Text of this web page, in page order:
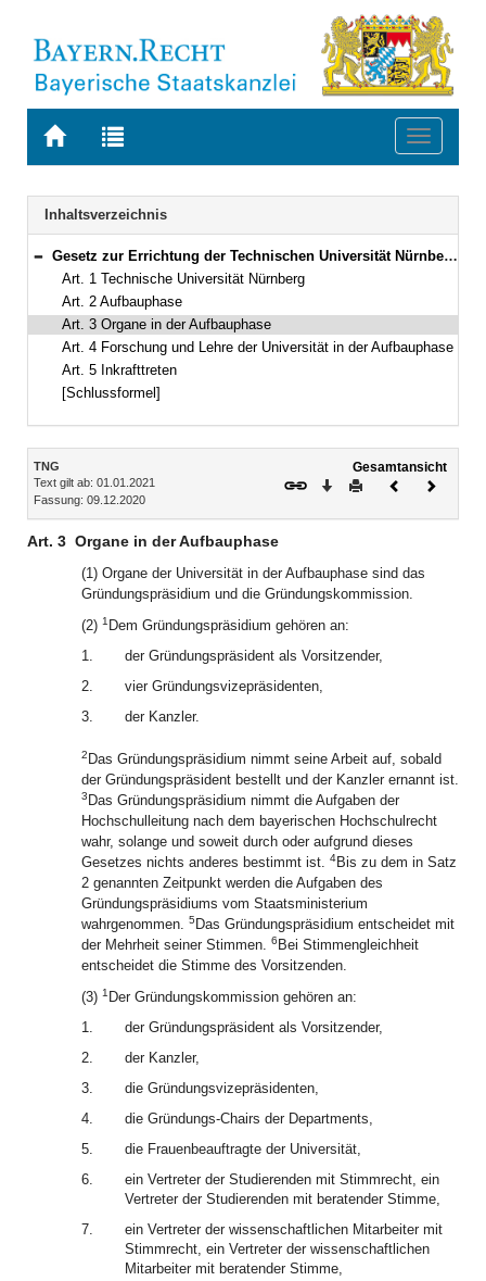
Zur
BAYERN.RECHT
Zur
letzten
Suche
Toggle
Navigation
Inhaltsverzeichnis
Bereich reduzieren
Gesetz zur Errichtung der Technischen Universität Nürnberg (TU Nürnberg-Gesetz – TNG) Vom 9. Dezember 2020 (GVBl. S. 638) BayRS 2210-2-1-WK (Art. 1–5)
Art. 1 Technische Universität Nürnberg
Art. 2 Aufbauphase
Art. 3 Organe in der Aufbauphase
Art. 4 Forschung und Lehre der Universität in der Aufbauphase
Art. 5 Inkrafttreten
[Schlussformel]
Inhalt
TNG
Text gilt ab: 01.01.2021
Fassung: 09.12.2020
Gesamtansicht
Download
DruckenVorheriges
Art. 3 Organe in der Aufbauphase
(1) Organe der Universität in der Aufbauphase sind das
Gründungspräsidium und die Gründungskommission.
(2) 1 Dem Gründungspräsidium gehören an:
1.
der Gründungspräsident als Vorsitzender,
2.
vier Gründungsvizepräsidenten,
3.
der Kanzler.
2 Das Gründungspräsidium nimmt seine Arbeit auf, sobald
der Gründungspräsident bestellt und der Kanzler ernannt ist.
3 Das Gründungspräsidium nimmt die Aufgaben der
Hochschulleitung nach dem bayerischen Hochschulrecht
wahr, solange und soweit durch oder aufgrund dieses
Gesetzes nichts anderes bestimmt ist. 4Bis zu dem in Satz
2 genannten Zeitpunkt werden die Aufgaben des
Gründungspräsidiums vom Staatsministerium
wahrgenommen. 5 Das Gründungspräsidium entscheidet mit
der Mehrheit seiner Stimmen. 6 Bei Stimmengleichheit
entscheidet die Stimme des Vorsitzenden.
(3) 1 Der Gründungskommission gehören an:
1.
der Gründungspräsident als Vorsitzender,
2.
der Kanzler,
3.
die Gründungsvizepräsidenten,
4.
die Gründungs-Chairs der Departments,
5.
die Frauenbeauftragte der Universität,
6.
ein Vertreter der Studierenden mit Stimmrecht, ein
Vertreter der Studierenden mit beratender Stimme,
7.
ein Vertreter der wissenschaftlichen Mitarbeiter mit
Stimmrecht, ein Vertreter der wissenschaftlichen
Mitarbeiter mit beratender Stimme,